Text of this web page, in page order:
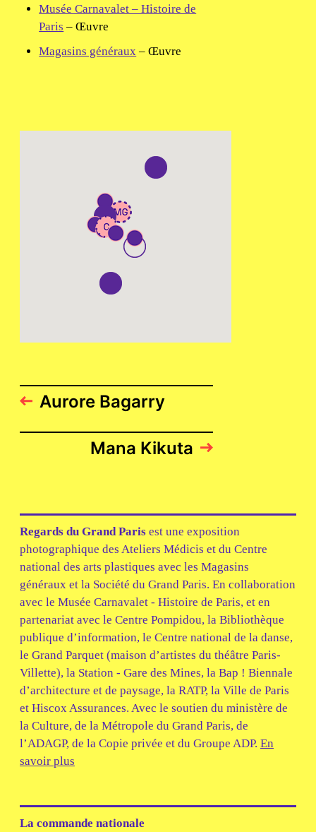
Musée Carnavalet – Histoire de
Paris – Œuvre
Magasins généraux – Œuvre
Aurore Bagarry
Mana Kikuta
Regards du Grand Paris est une exposition
photographique des Ateliers Médicis et du Centre
national des arts plastiques avec les Magasins
généraux et la Société du Grand Paris. En collaboration
avec le Musée Carnavalet - Histoire de Paris, et en
partenariat avec le Centre Pompidou, la Bibliothèque
publique d’information, le Centre national de la danse,
le Grand Parquet (maison d’artistes du théâtre Paris-
Villette), la Station - Gare des Mines, la Bap ! Biennale
d’architecture et de paysage, la RATP, la Ville de Paris
et Hiscox Assurances. Avec le soutien du ministère de
la Culture, de la Métropole du Grand Paris, de
l’ADAGP, de la Copie privée et du Groupe ADP. En
savoir plus
La commande nationale